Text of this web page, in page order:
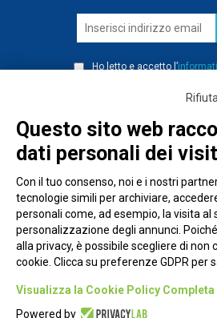
Ho letto e accetto l’
Piazza Alessandria, 24 -
Privacy Policy
Questo sito web
dati personali dei
Con il tuo consenso, noi e i nostri
tecnologie simili per archiviare,
personali come, ad esempio, la visita al
personalizzazione degli annunci.
alla privacy, è possibile scegliere di non
cookie. Clicca su preferenze GDPR per
Visualizza la Cookie Policy Completa
Powered by